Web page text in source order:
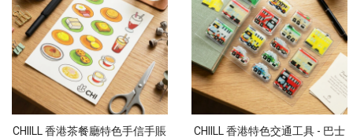
CHIILL 香港茶餐廳特色手信手賬
CHIILL 香港特色交通工具 - 巴士